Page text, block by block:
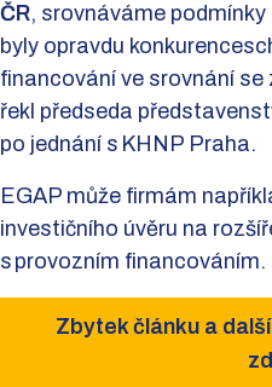
ČR, srovnáváme
byly opravdu
financování ve srovnání se
řekl předseda
po jednání s KHNP Praha.
EGAP může firmám
investičního úvěru na
s provozním financováním.
Zbytek článku a